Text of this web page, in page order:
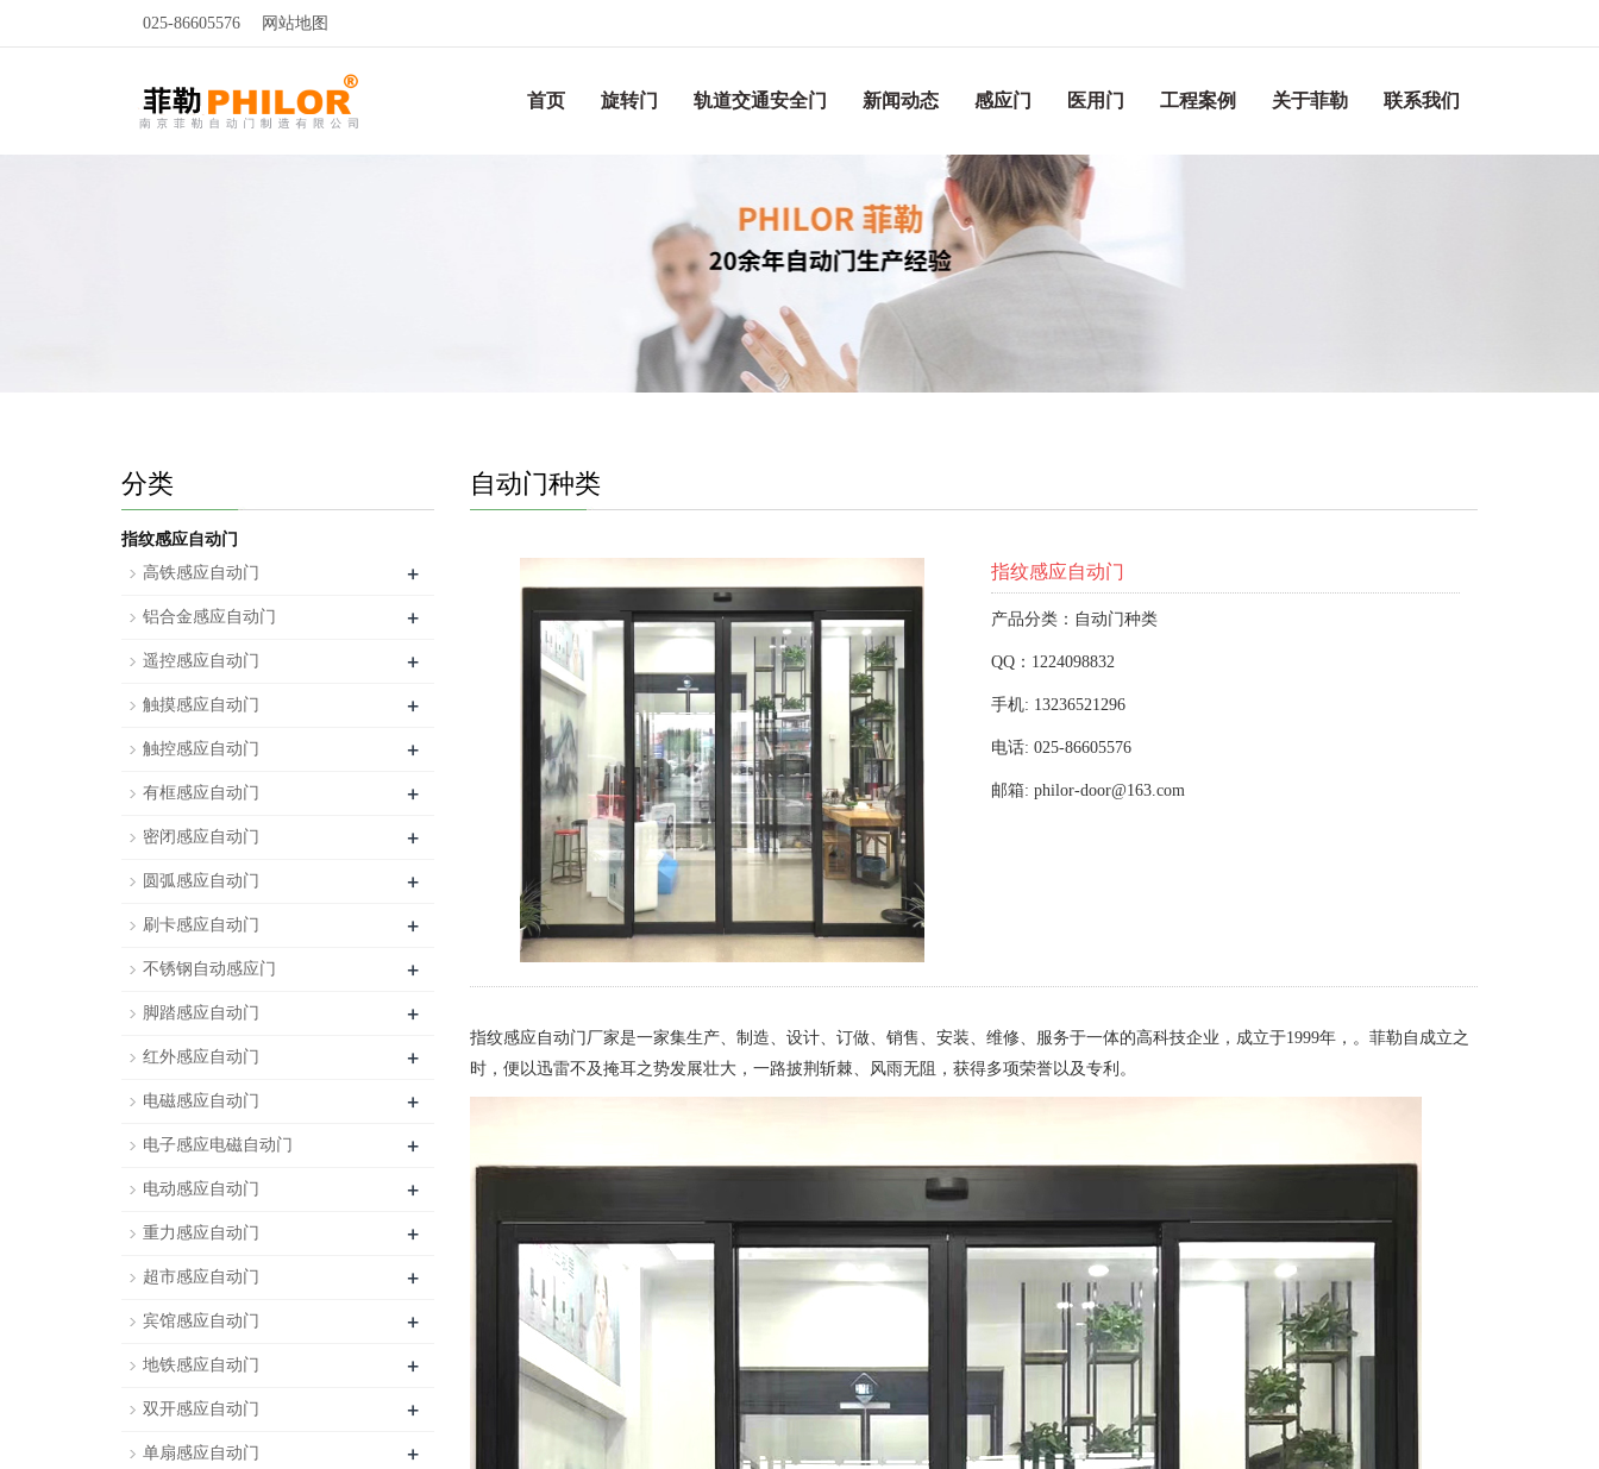
025-86605576 网站地图
首页 旋转门 轨道交通安全门 新闻动态 感应门 医用门 工程案例 关于菲勒 联系我们
自动门种类
指纹感应自动门
产品分类：自动门种类
QQ：1224098832
手机: 13236521296
电话: 025-86605576
邮箱: philor-door@163.com
指纹感应自动门厂家是一家集生产、制造、设计、订做、销售、安装、维修、服务于一体的高科技企业，成立于1999年，。菲勒自成立之
时，便以迅雷不及掩耳之势发展壮大，一路披荆斩棘、风雨无阻，获得多项荣誉以及专利。
分类
指纹感应自动门
高铁感应自动门
+
铝合金感应自动门 +
遥控感应自动门 +
触摸感应自动门 +
触控感应自动门 +
有框感应自动门 +
密闭感应自动门 +
圆弧感应自动门 +
刷卡感应自动门 +
不锈钢自动感应门 +
脚踏感应自动门 +
红外感应自动门 +
电磁感应自动门 +
电子感应电磁自动门 +
电动感应自动门 +
重力感应自动门 +
超市感应自动门 +
宾馆感应自动门 +
地铁感应自动门 +
双开感应自动门 +
单扇感应自动门 +